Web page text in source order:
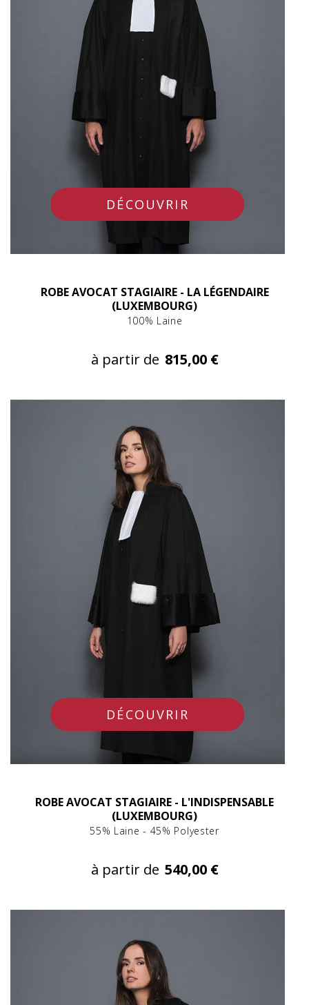
DÉCOUVRIR
ROBE AVOCAT STAGIAIRE - LA LÉGENDAIRE
(LUXEMBOURG)
100% Laine
à partir de 815,00 €
DÉCOUVRIR
ROBE AVOCAT STAGIAIRE - L'INDISPENSABLE
(LUXEMBOURG)
55% Laine - 45% Polyester
à partir de 540,00 €